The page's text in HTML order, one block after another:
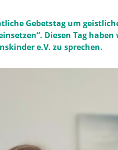
Gebetstag um
Diesen Tag
e.V. zu sprechen.